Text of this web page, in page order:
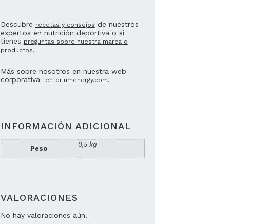
Descubre recetas y consejos de nuestros
expertos en nutrición deportiva o si
tienes preguntas sobre nuestra marca o
productos.
Más sobre nosotros en nuestra web
corporativa tentoriumenergy.com.
INFORMACIÓN ADICIONAL
Peso
0,5 kg
VALORACIONES
No hay valoraciones aún.